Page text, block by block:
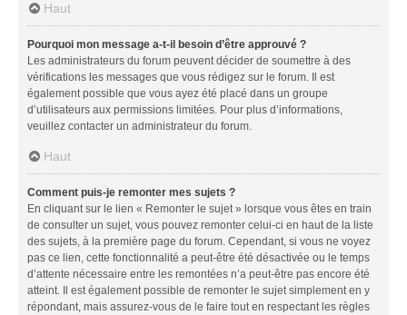
Haut
Pourquoi mon message a-t-il besoin d’être approuvé ?
Les administrateurs du forum peuvent décider de soumettre à des
vérifications les messages que vous rédigez sur le forum. Il est
également possible que vous ayez été placé dans un groupe
d’utilisateurs aux permissions limitées. Pour plus d’informations,
veuillez contacter un administrateur du forum.
Haut
Comment puis-je remonter mes sujets ?
En cliquant sur le lien « Remonter le sujet » lorsque vous êtes en train
de consulter un sujet, vous pouvez remonter celui-ci en haut de la liste
des sujets, à la première page du forum. Cependant, si vous ne voyez
pas ce lien, cette fonctionnalité a peut-être été désactivée ou le temps
d’attente nécessaire entre les remontées n’a peut-être pas encore été
atteint. Il est également possible de remonter le sujet simplement en y
répondant, mais assurez-vous de le faire tout en respectant les règles